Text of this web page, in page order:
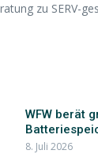
zu SERV-
WFW berät
8. Juli 2026